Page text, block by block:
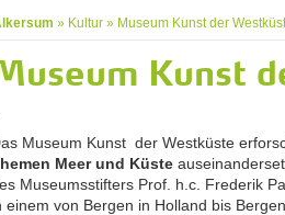
» Kultur » Museum Kunst der
Kunst
Museum Kunst der Westküste
Meer und Küste
Museumsstifters Prof. h.c. Frederik
einem von Bergen in Holland bis